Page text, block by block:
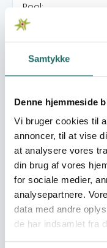
Samtykke
Denne hjemmeside
Vi bruger cookies til
annoncer, til at vise
at analysere vores
din brug af vores
for sociale medier,
analysepartnere.
data med andre
de har indsamlet fra
Pool:
Grant type:
Efforts take place
Resume
Som en del af 48-